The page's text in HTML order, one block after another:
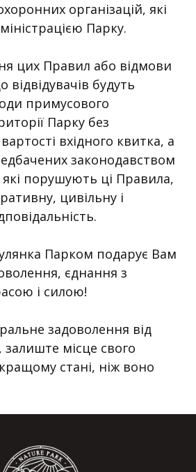
організацій, які
Парку.
цих Правил або відмови
відвідувачів будуть
примусового
Парку без
вхідного квитка, а
законодавством
порушують ці Правила,
цивільну і
Парком подарує Вам
єднання з
і силою!
задоволення від
місце свого
стані, ніж воно